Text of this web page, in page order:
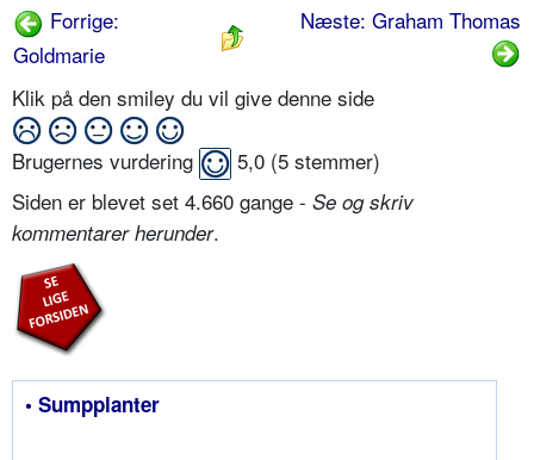
Forrige:
Goldmarie
Næste: Graham Thomas
Klik på den smiley du vil give denne side
Brugernes vurdering 5,0 (5 stemmer)
Siden er blevet set 4.660 gange - Se og skriv
kommentarer herunder.
• Sumpplanter